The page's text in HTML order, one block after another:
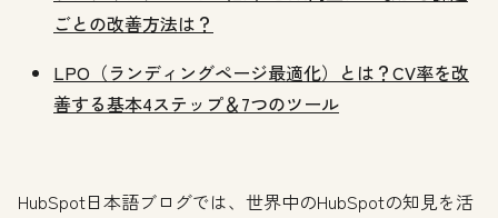
ごとの改善方法は？
LPO（ランディングページ最適化）とは？CV率を改
善する基本4ステップ＆7つのツール
HubSpot日本語ブログでは、世界中のHubSpotの知見を活